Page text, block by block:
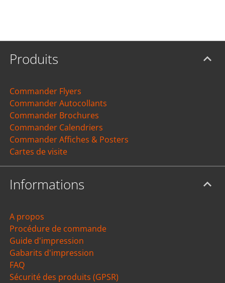
Produits
Commander Flyers
Commander Autocollants
Commander Brochures
Commander Calendriers
Commander Affiches & Posters
Cartes de visite
Informations
A propos
Procédure de commande
Guide d'impression
Gabarits d'impression
FAQ
Sécurité des produits (GPSR)